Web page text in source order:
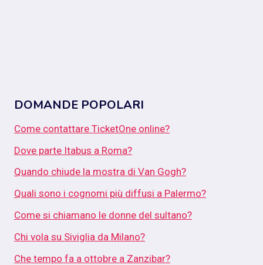
DOMANDE POPOLARI
Come contattare TicketOne online?
Dove parte Itabus a Roma?
Quando chiude la mostra di Van Gogh?
Quali sono i cognomi più diffusi a Palermo?
Come si chiamano le donne del sultano?
Chi vola su Siviglia da Milano?
Che tempo fa a ottobre a Zanzibar?